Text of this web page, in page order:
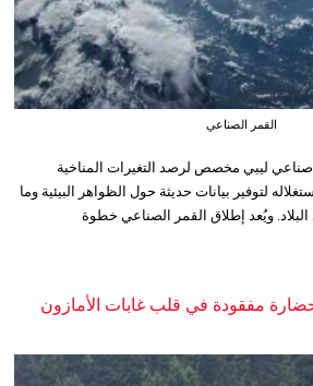
القمر الصناعي
صناعي ليبي مخصص لرصد التغيرات المناخية
لتوفير بيانات حديثة حول الظواهر البيئية وما
ويُعد إطلاق القمر الصناعي خطوة
مفقودة في قلب غابات الأمازون